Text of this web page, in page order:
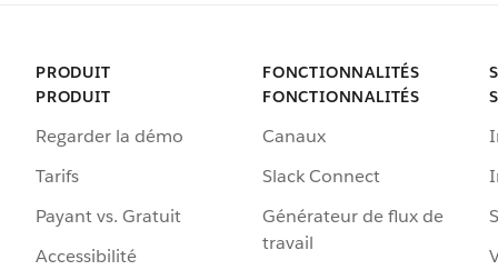
PRODUIT
PRODUIT
Regarder la démo
Tarifs
Payant vs. Gratuit
Accessibilité
FONCTIONNALITÉS
FONCTIONNALITÉS
Canaux
Slack Connect
Générateur de flux de
travail